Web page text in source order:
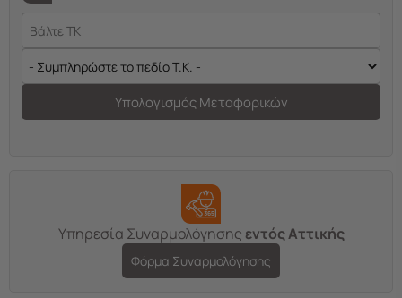
Υπολογισμός Μεταφορικών
Υπηρεσία Συναρμολόγησης εντός Αττικής
Φόρμα Συναρμολόγησης